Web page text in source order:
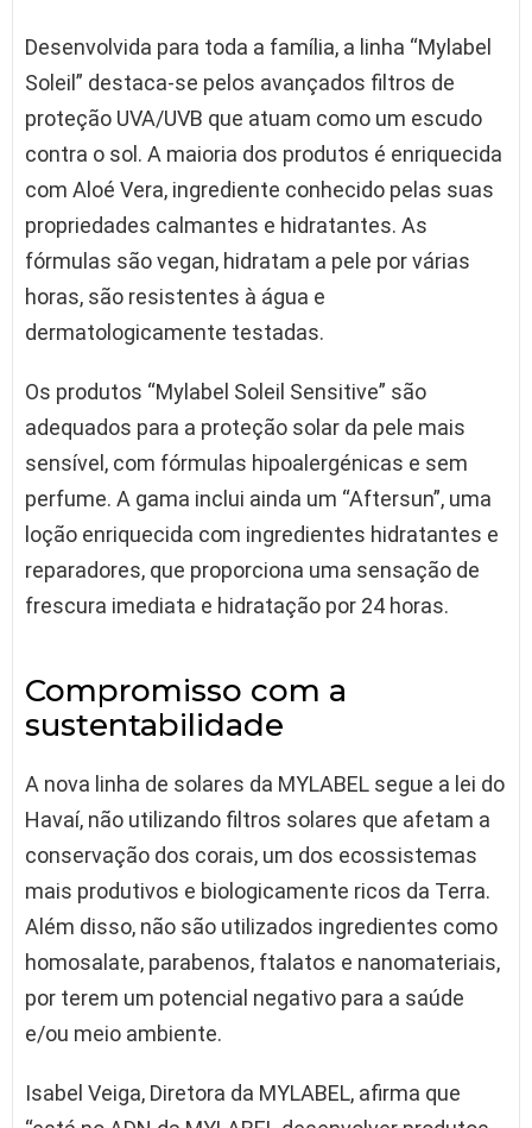
Desenvolvida para toda a família, a linha “Mylabel
Soleil” destaca-se pelos avançados filtros de
proteção UVA/UVB que atuam como um escudo
contra o sol. A maioria dos produtos é enriquecida
com Aloé Vera, ingrediente conhecido pelas suas
propriedades calmantes e hidratantes. As
fórmulas são vegan, hidratam a pele por várias
horas, são resistentes à água e
dermatologicamente testadas.
Os produtos “Mylabel Soleil Sensitive” são
adequados para a proteção solar da pele mais
sensível, com fórmulas hipoalergénicas e sem
perfume. A gama inclui ainda um “Aftersun”, uma
loção enriquecida com ingredientes hidratantes e
reparadores, que proporciona uma sensação de
frescura imediata e hidratação por 24 horas.
Compromisso com a
sustentabilidade
A nova linha de solares da MYLABEL segue a lei do
Havaí, não utilizando filtros solares que afetam a
conservação dos corais, um dos ecossistemas
mais produtivos e biologicamente ricos da Terra.
Além disso, não são utilizados ingredientes como
homosalate, parabenos, ftalatos e nanomateriais,
por terem um potencial negativo para a saúde
e/ou meio ambiente.
Isabel Veiga, Diretora da MYLABEL, afirma que